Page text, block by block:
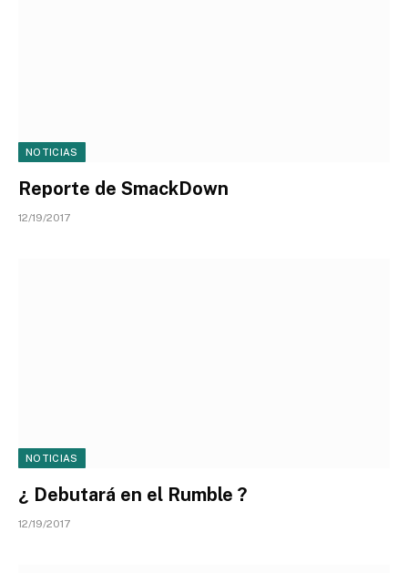
NOTICIAS
Reporte de SmackDown
12/19/2017
NOTICIAS
¿ Debutará en el Rumble ?
12/19/2017